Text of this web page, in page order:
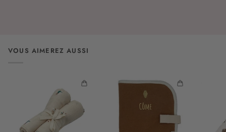
VOUS AIMEREZ AUSSI